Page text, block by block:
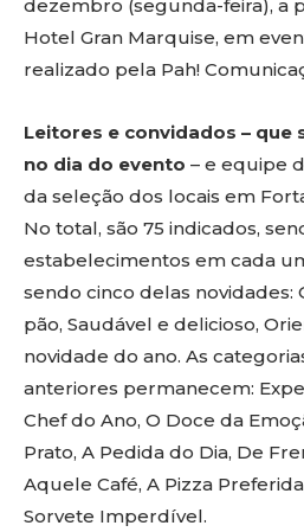
dezembro (segunda-feira), a
Hotel Gran Marquise, em
realizado pela Pah!
Leitores e convidados – que
no dia do evento – e equipe
da seleção dos locais em
No total, são 75 indicados,
estabelecimentos em cada
sendo cinco delas novidades:
pão, Saudável e delicioso,
novidade do ano. As
anteriores permanecem:
Chef do Ano, O Doce da
Prato, A Pedida do Dia, De
Aquele Café, A Pizza
Sorvete Imperdível.